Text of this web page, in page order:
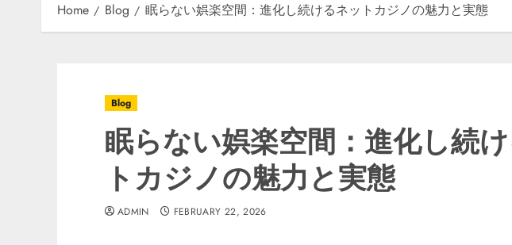
Home Blog 眠らない娯楽空間：進化し続けるネットカジノの魅力と実態
Blog
眠らない娯楽空間：進化し続
トカジノの魅力と実態
ADMIN FEBRUARY 22, 2026